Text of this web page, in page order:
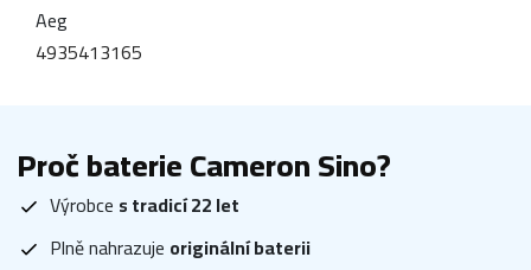
Aeg
4935413165
Proč baterie Cameron Sino?
Výrobce s tradicí 22 let
Plně nahrazuje originální baterii